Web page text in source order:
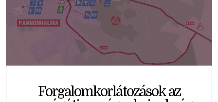
Forgalomkorlátozások az